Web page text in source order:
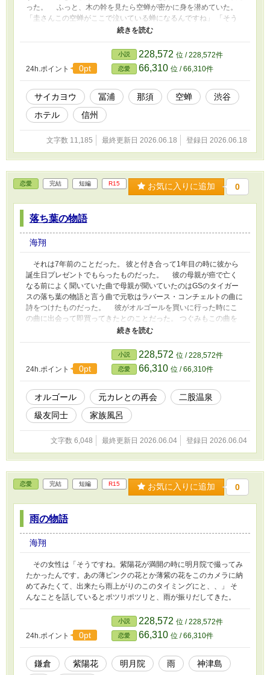
った。 ふっと、木の幹を見たら空蝉が密かに身を潜めていた。
「圭さんこの空蝉がここで泣いている蝉になるんですね」 「そう
だよ、長い間土の中にいて、やっと、土から出て蝉になるんだよ。
寂しい気持ちになった。 何となくそんな気持ちでこの森の椅子で
休んで別荘へと自転車を進めた。
24h.ポイント
0pt
小説 228,572 位 / 228,572件
恋愛 66,310 位 / 66,310件
サイカヨウ 冨浦 那須 空蝉
渋谷
ホテル
信州
文字数 11,185 最終更新日 2026.06.18 登録日 2026.06.18
恋愛 完結 短編 R15 お気に入りに追加 0
落ち葉の物語
海翔
それは7年前のことだった。 彼と付き合って1年目の時に彼から
誕生日プレゼントでもらったものだった。 彼の母親が癌で亡く
なる前によく聞いていた曲で母親が聞いていたのはGSのタイガー
スの落ち葉の物語と言う曲で元歌はラバース・コンチェルトの曲に
詩をつけたものだった。 彼がオルゴールを買いに行った時にこ
の曲に出会って即買ってきたとのことだった。 つぐみもこの曲を
聞いて好きになってしまい、毎日そのオルゴールを聞きながら彼を
24h.ポイント 0pt
小説 228,572 位 / 228,572件
恋愛 66,310 位 / 66,310件
オルゴール 元カレとの再会
二股温泉
級友同士
家族風呂
文字数 6,048 最終更新日 2026.06.04 登録日 2026.06.04
恋愛 完結 短編 R15 お気に入りに追加 0
雨の物語
海翔
その女性は「そうですね。紫陽花が満開の時に明月院で撮ってみ
たかったんです。あの薄ピンクの花とか薄紫の花をこのカメラに納
めてみたくて、出来たら雨上がりのこのタイミングにと、、」 そ
んなことを話しているとポツリポツリと、雨が振りだしてきた。
24h.ポイント 0pt
小説 228,572 位 / 228,572件
恋愛 66,310 位 / 66,310件
鎌倉 紫陽花 明月院 雨
神津島